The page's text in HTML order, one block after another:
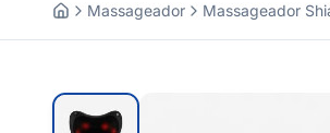
Massageador Massageador